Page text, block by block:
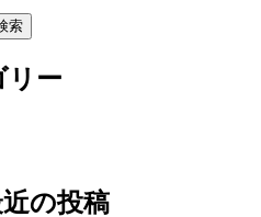
リー
の投稿